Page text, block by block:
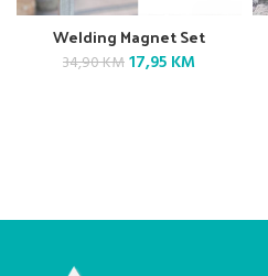
Welding Magnet Set
34,90KMOriginal
17,95 KMCurrent